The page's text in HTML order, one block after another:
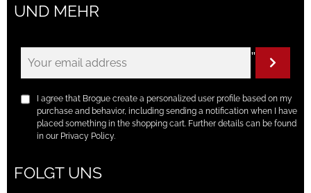
UND MEHR
"
I agree that Brogue create a personalized user profile based on my
purchase and behavior, including sending a notification when I have
placed something in the shopping cart. Further details can be found
in our Privacy Policy.
FOLGT UNS